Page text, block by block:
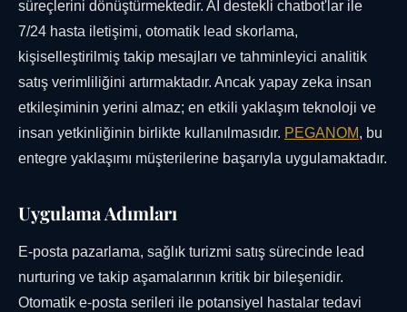
süreçlerini dönüştürmektedir. AI destekli chatbot'lar ile
7/24 hasta iletişimi, otomatik lead skorlama,
kişiselleştirilmiş takip mesajları ve tahminleyici analitik
satış verimliliğini artırmaktadır. Ancak yapay zeka insan
etkileşiminin yerini almaz; en etkili yaklaşım teknoloji ve
insan yetkinliğinin birlikte kullanılmasıdır. PEGANOM, bu
entegre yaklaşımı müşterilerine başarıyla uygulamaktadır.
Uygulama Adımları
E-posta pazarlama, sağlık turizmi satış sürecinde lead
nurturing ve takip aşamalarının kritik bir bileşenidir.
Otomatik e-posta serileri ile potansiyel hastalar tedavi